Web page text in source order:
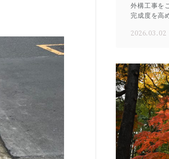
外構工事を
完成度を高
2026.03.02